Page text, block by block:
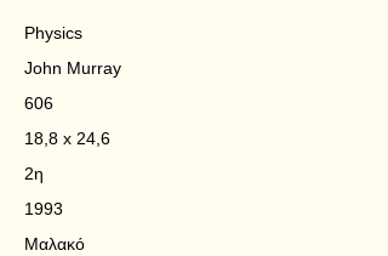
Physics
John Murray
606
18,8 x 24,6
2η
1993
Μαλακό